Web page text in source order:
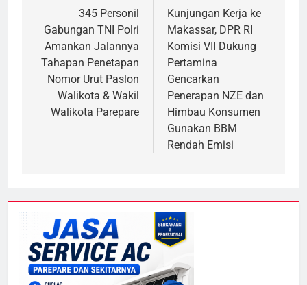
345 Personil
Gabungan TNI Polri
Amankan Jalannya
Tahapan Penetapan
Nomor Urut Paslon
Walikota & Wakil
Walikota Parepare
Kunjungan Kerja ke
Makassar, DPR RI
Komisi VII Dukung
Pertamina
Gencarkan
Penerapan NZE dan
Himbau Konsumen
Gunakan BBM
Rendah Emisi